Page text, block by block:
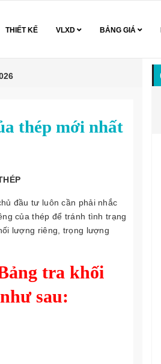
THIẾT KẾ VLXD BẢNG GIÁ
thép mới nhất
đầu tư luôn cần phải nhắc
của thép để tránh tình trạng
lượng riêng, trọng lượng
tra khối
sau: